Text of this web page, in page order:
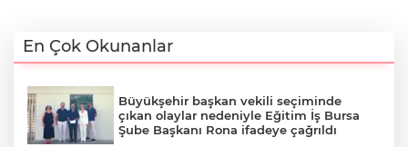
En Çok Okunanlar
Büyükşehir başkan vekili seçiminde
çıkan olaylar nedeniyle Eğitim İş Bursa
Şube Başkanı Rona ifadeye çağrıldı